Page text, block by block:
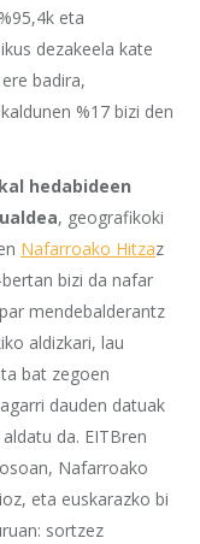
eta
dezakeela kate
badira,
%17 bizi den
hedabideen
, geografikoki
Nafarroako Hitzaz
bizi da nafar
mendebalderantz
aldizkari, lau
bat zegoen
dauden datuak
da. EITBren
Nafarroako
eta euskarazko bi
sortzez